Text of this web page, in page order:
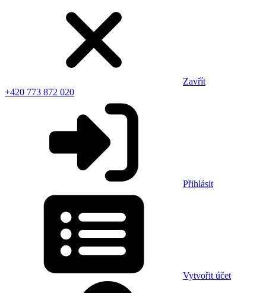
Zavřít
+420 773 872 020
Přihlásit
Vytvořit účet